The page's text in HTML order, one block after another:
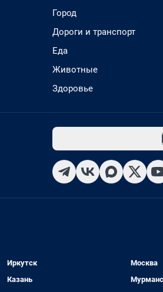
Город
Дороги и транспорт
Еда
Животные
Здоровье
Иркутск
Казань
Москва